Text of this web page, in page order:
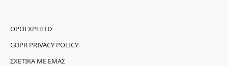
ΌΡΟΙ ΧΡΉΣΗΣ
GDPR PRIVACY POLICY
ΣΧΕΤΙΚΆ ΜΕ ΕΜΆΣ